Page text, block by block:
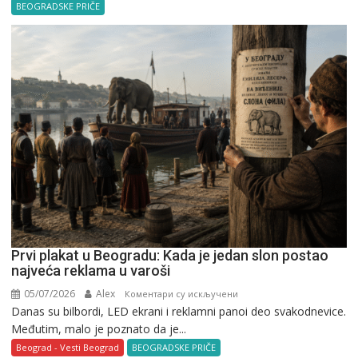
BEOGRADSKE PRIČE
Prvi plakat u Beogradu: Kada je jedan slon postao
najveća reklama u varoši
05/07/2026 Alex Коментари су искључени
Prvi
Danas su bilbordi, LED ekrani i reklamni panoi deo svakodnevice.
Međutim, malo je poznato da je...
Beograd - Vesti Beograd BEOGRADSKE PRIČE